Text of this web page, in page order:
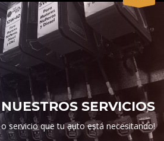
NUESTROS SERVICIOS
servicio que tu auto está necesitando!